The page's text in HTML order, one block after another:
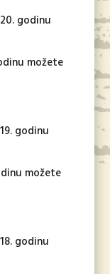
godinu
možete
godinu
možete
godinu